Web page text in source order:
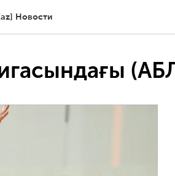
Новости